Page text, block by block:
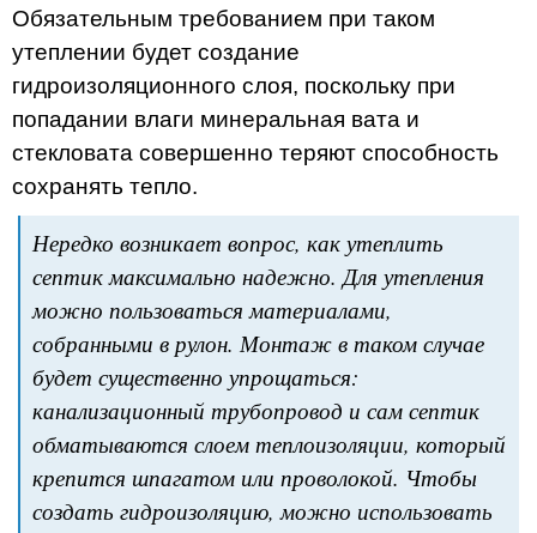
Обязательным требованием при таком
утеплении будет создание
гидроизоляционного слоя, поскольку при
попадании влаги минеральная вата и
стекловата совершенно теряют способность
сохранять тепло.
Нередко возникает вопрос, как утеплить
септик максимально надежно. Для утепления
можно пользоваться материалами,
собранными в рулон. Монтаж в таком случае
будет существенно упрощаться:
канализационный трубопровод и сам септик
обматываются слоем теплоизоляции, который
крепится шпагатом или проволокой. Чтобы
создать гидроизоляцию, можно использовать